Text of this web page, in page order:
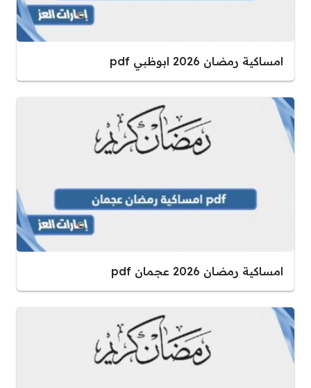
امساكية رمضان 2026 ابوظبي pdf
امساكية رمضان 2026 عجمان pdf